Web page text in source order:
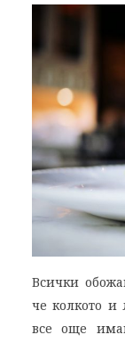
Всички
че колкото и
все още